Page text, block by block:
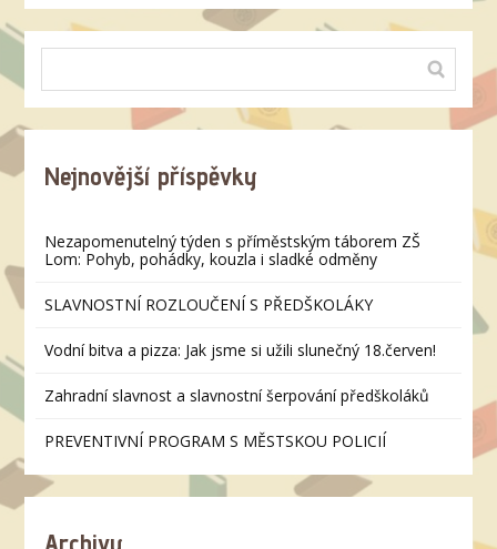
Nejnovější příspěvky
Nezapomenutelný týden s příměstským táborem ZŠ
Lom: Pohyb, pohádky, kouzla i sladké odměny
SLAVNOSTNÍ ROZLOUČENÍ S PŘEDŠKOLÁKY
Vodní bitva a pizza: Jak jsme si užili slunečný 18.červen!
Zahradní slavnost a slavnostní šerpování předškoláků
PREVENTIVNÍ PROGRAM S MĚSTSKOU POLICIÍ